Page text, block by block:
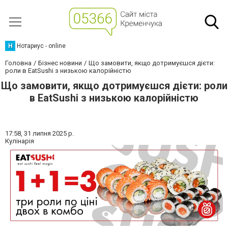
Н Нотариус - online
Головна Бізнес новини
Що замовити, якщо дотримуєшся дієти:
роли в EatSushi з низькою калорійністю
Що замовити, якщо дотримуєшся дієти: роли
в EatSushi з низькою калорійністю
17:58, 31 липня 2025 р.
Кулінарія